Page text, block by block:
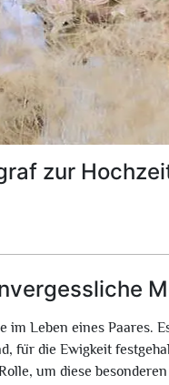
zur
Leben eines Paares.
für die Ewigkeit
um diese